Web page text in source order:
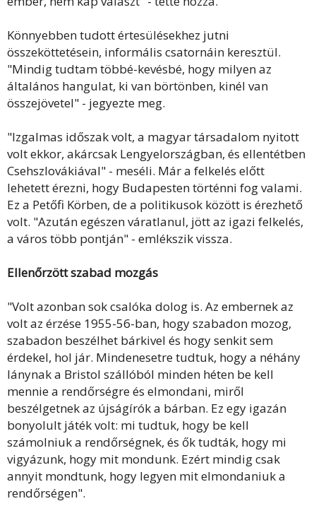
Könnyebben tudott értesülésekhez jutni
összeköttetésein, informális csatornáin keresztül.
"Mindig tudtam többé-kevésbé, hogy milyen az
általános hangulat, ki van börtönben, kinél van
összejövetel" - jegyezte meg.
"Izgalmas időszak volt, a magyar társadalom nyitott
volt ekkor, akárcsak Lengyelországban, és ellentétben
Csehszlovákiával" - meséli. Már a felkelés előtt
lehetett érezni, hogy Budapesten történni fog valami.
Ez a Petőfi Körben, de a politikusok között is érezhető
volt. "Azután egészen váratlanul, jött az igazi felkelés,
a város több pontján" - emlékszik vissza.
Ellenőrzött szabad mozgás
"Volt azonban sok csalóka dolog is. Az embernek az
volt az érzése 1955-56-ban, hogy szabadon mozog,
szabadon beszélhet bárkivel és hogy senkit sem
érdekel, hol jár. Mindenesetre tudtuk, hogy a néhány
lánynak a Bristol szállóból minden héten be kell
mennie a rendőrségre és elmondani, miről
beszélgetnek az újságírók a bárban. Ez egy igazán
bonyolult játék volt: mi tudtuk, hogy be kell
számolniuk a rendőrségnek, és ők tudták, hogy mi
vigyázunk, hogy mit mondunk. Ezért mindig csak
annyit mondtunk, hogy legyen mit elmondaniuk a
rendőrségen".